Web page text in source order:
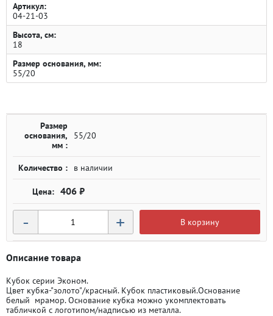
Артикул:
04-21-03
Высота, см:
18
Размер основания, мм:
55/20
Размер
основания,
мм :
55/20
Количество : в наличии
406 ₽
- + В корзину
Описание товара
Кубок серии Эконом.
Цвет кубка-"золото"/красный. Кубок пластиковый.Основание
белый мрамор. Основание кубка можно укомплектовать
табличкой с логотипом/надписью из металла.